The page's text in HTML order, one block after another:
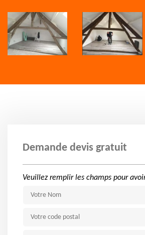
Demande devis gratuit
Veuillez remplir les champs pour